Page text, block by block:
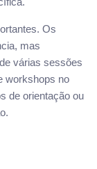
Os
mas
várias sessões
workshops no
de orientação ou